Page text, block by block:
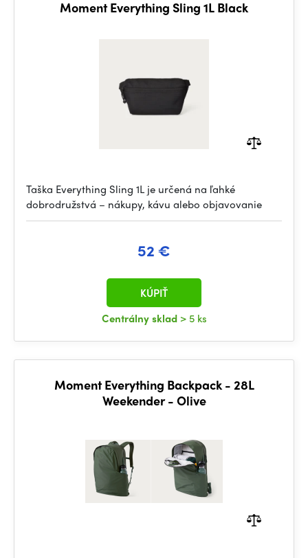
Moment Everything Sling 1L Black
Taška Everything Sling 1L je určená na ľahké
dobrodružstvá – nákupy, kávu alebo objavovanie
52 €
Centrálny sklad > 5 ks
KÚPIŤ
Moment Everything Backpack - 28L
Weekender - Olive